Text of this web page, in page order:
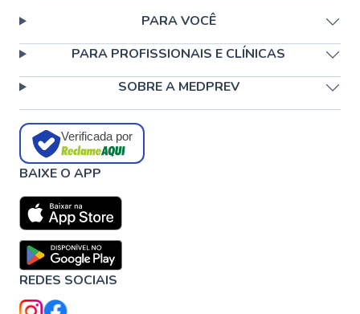
PARA VOCÊ
PARA PROFISSIONAIS E CLÍNICAS
SOBRE A MEDPREV
Verificada por
BAIXE O APP
REDES SOCIAIS